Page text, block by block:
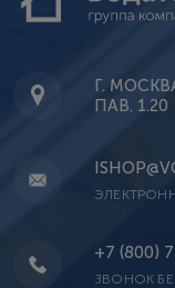
Г.
ПАВ. 1.20
+7 (800)
ЗВОНОК